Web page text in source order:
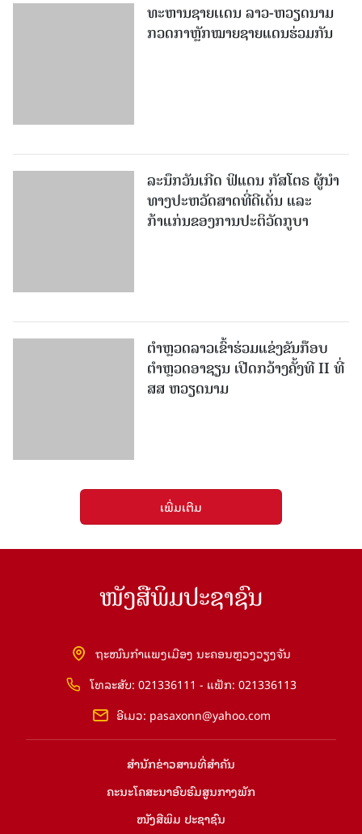
ທະຫານຊາຍເເດນ ລາວ-ຫວຽດນາມ
ກວດກາຫຼັກໝາຍຊາຍແດນຮ່ວມກັນ
ລະນຶກວັນເກີດ ຟິແດນ ກັສໂຕຣ ຜູ້ນຳ
ທາງປະຫວັດສາດທີ່ດີເດັ່ນ ແລະ
ກ້າແກ່ນຂອງການປະຕິວັດກູບາ
ຕຳຫຼວດລາວເຂົ້າຮ່ວມແຂ່ງຂັນກ໊ອບ
ຕຳຫຼວດອາຊຽນ ເປີດກວ້າງຄັ້ງທີ II ທີ່
ສສ ຫວຽດນາມ
ເພີ່ມເຕີມ
ໜັງສືພິມປະຊາຊົນ
ຖະໜົນກຳແພງເມືອງ ນະຄອນຫຼວງວຽງຈັນ
ໂທລະສັບ: 021336111 - ແຟັກ: 021336113
ອີເມວ: pasaxonn@yahoo.com
ສຳ​ນັກ​ຂ່າວ​ສານ​ທີ່​ສຳ​ຄັນ​
ຄະນະໂຄສະນາອົບຮົມ​ສູນ​ກາງ​ພັກ
ໜັງສືພິມ ປະ​ຊາ​ຊົນ